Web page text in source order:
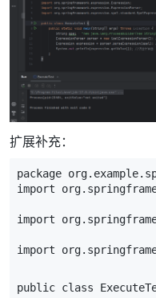
扩展补充：
package org. example.
import
org.
import org.
import org.
public class